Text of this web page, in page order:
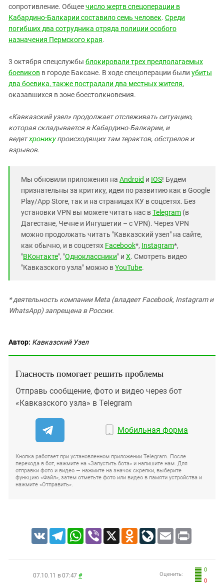
сопротивление. Общеечисло жертв спецоперации в
Кабардино-Балкарии составило семь человек. Среди
погибших два сотрудника отряда полиции особого
назначения Пермского края.
3 октября спецслужбы блокировали трех предполагаемых
боевиков в городе Баксане. В ходе спецоперации были убиты
два боевика, также пострадали два местных жителя,
оказавшихся в зоне боестолкновения.
«Кавказский узел» продолжаетотслеживать ситуацию,
которая складывается в Кабардино-Балкарии, и
ведетхроникупроисходящих там терактов, обстрелов и
взрывов.
Мы обновили приложения на Android и IOS! Будем
признательны за критику, идеи по развитию как в Google
Play/App Store, так и на страницах КУ в соцсетях. Без
установки VPN вы можете читать нас вTelegram (в
Дагестане, Чечне и Ингушетии – с VPN). Через VPN
можно продолжать читать "Кавказский узел" на сайте,
как обычно, и в соцсетях Facebook*, Instagram*,
"ВКонтакте", "Одноклассники" и X. Смотреть видео
"Кавказского узла" можно вYouTube.
* деятельность компании Meta (владеет Facebook, Instagram и
WhatsApp) запрещена в России.
Автор: Кавказский Узел
Гласность помогает решить проблемы
Отправь сообщение, фото и видео через бот
«Кавказского узла» в Telegram
Мобильная форма
Кнопка работает при установленном приложении Telegram. После
перехода в бот, нажмите на «Запустить бота» и напишите нам. Для
отправки фото и видео — нажмите на значок скрепки, выберите
функцию «Файл», затем отметьте фото или видео в памяти устройства и
нажмите «Отправить».
VK TelegramWhatsApp
Viber X Odnoklassniki
LiveJournal
Email Print
0
0
Оценить:
07.10.11 в 07:47 #